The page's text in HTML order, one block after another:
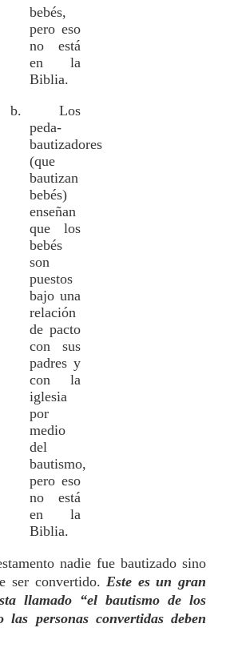
bebés,
pero eso
no está
en la
Biblia.
b. Los
peda-
bautizadores
(que
bautizan
bebés)
enseñan
que los
bebés
son
puestos
bajo una
relación
de pacto
con sus
padres y
con la
iglesia
por
medio
del
bautismo,
pero eso
no está
en la
Biblia.
nadie fue bautizado sino
ser convertido.Este es un gran
llamado “el bautismo de los
las personas convertidas deben